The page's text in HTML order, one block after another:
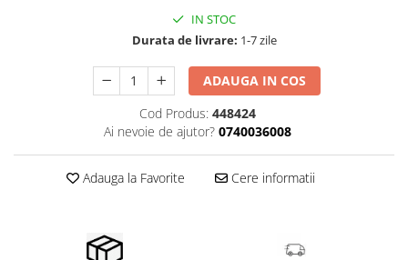
Microfoane de Suprafata
Microfoane de voce si live
Microfoane lavaliera si headset
Microfoane podcast, USB, iOS /
Microfoane pt Camere Video
Microfoane pt instalatii si
Microfoane stereo
IN STOC
Durata de livrare: 1-7 zile
ADAUGA IN COS
Cod Produs: 448424
Ai nevoie de ajutor? 0740036008
Adauga la Favorite Cere informatii